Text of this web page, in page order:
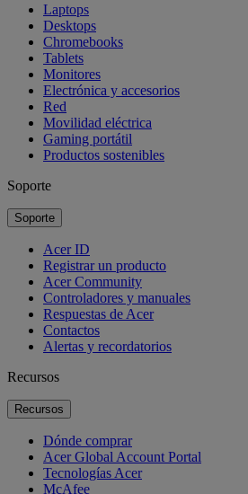
Laptops
Desktops
Chromebooks
Tablets
Monitores
Electrónica y accesorios
Red
Movilidad eléctrica
Gaming portátil
Productos sostenibles
Soporte
Soporte
Acer ID
Registrar un producto
Acer Community
Controladores y manuales
Respuestas de Acer
Contactos
Alertas y recordatorios
Recursos
Recursos
Dónde comprar
Acer Global Account Portal
Tecnologías Acer
McAfee